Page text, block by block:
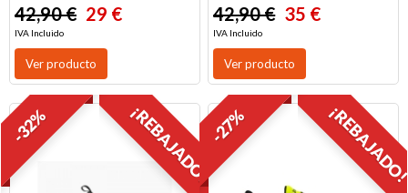
42,90 € 29 €
IVA Incluido
Ver producto
42,90 € 35 €
IVA Incluido
Ver producto
¡REBAJADO!
-32% -27%